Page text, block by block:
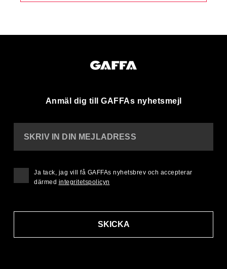
Anmäl dig till GAFFAs nyhetsmejl
SKRIV IN DIN MEJLADRESS
SKICKA
Ja tack, jag vill få GAFFAs nyhetsbrev och accepterar
därmed integritetspolicyn